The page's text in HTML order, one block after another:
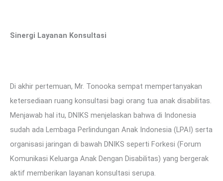
Sinergi Layanan Konsultasi
Di akhir pertemuan, Mr. Tonooka sempat mempertanyakan
ketersediaan ruang konsultasi bagi orang tua anak disabilitas.
Menjawab hal itu, DNIKS menjelaskan bahwa di Indonesia
sudah ada Lembaga Perlindungan Anak Indonesia (LPAI) serta
organisasi jaringan di bawah DNIKS seperti Forkesi (Forum
Komunikasi Keluarga Anak Dengan Disabilitas) yang bergerak
aktif memberikan layanan konsultasi serupa.